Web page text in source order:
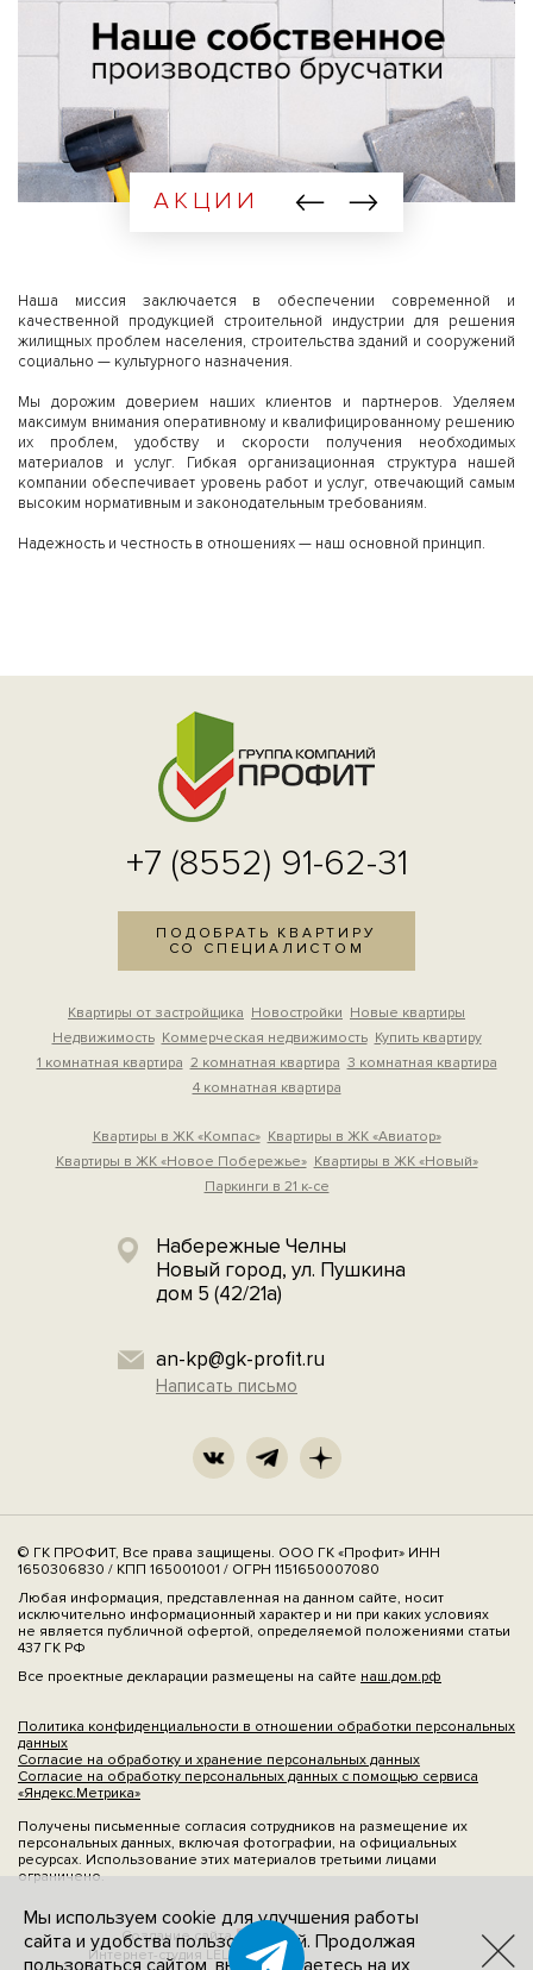
АКЦИИ
Наша миссия заключается в обеспечении современной и
качественной продукцией строительной индустрии для решения
жилищных проблем населения, строительства зданий и сооружений
социально — культурного назначения.
Мы дорожим доверием наших клиентов и партнеров. Уделяем
максимум внимания оперативному и квалифицированному решению
их проблем, удобству и скорости получения необходимых
материалов и услуг. Гибкая организационная структура нашей
компании обеспечивает уровень работ и услуг, отвечающий самым
высоким нормативным и законодательным требованиям.
Надежность и честность в отношениях — наш основной принцип.
+7 (8552) 91-62-31
ПОДОБРАТЬ КВАРТИРУ
СО СПЕЦИАЛИСТОМ
Квартиры от застройщика Новостройки Новые квартиры
Недвижимость Коммерческая недвижимость Купить квартиру
1 комнатная квартира 2 комнатная квартира 3 комнатная квартира
4 комнатная квартира
Квартиры в ЖК «Компас» Квартиры в ЖК «Авиатор»
Квартиры в ЖК «Новое Побережье» Квартиры в ЖК «Новый»
Паркинги в 21 к-се
Набережные Челны
Новый город, ул. Пушкина
дом 5 (42/21а)
an-kp@gk-profit.ru
Написать письмо
© ГК ПРОФИТ, Все права защищены. ООО ГК «Профит» ИНН
1650306830 / КПП 165001001 / ОГРН 1151650007080
Любая информация, представленная на данном сайте, носит
исключительно информационный характер и ни при каких условиях
не является публичной офертой, определяемой положениями статьи
437 ГК РФ
Все проектные декларации размещены на сайте наш.дом.рф
Политика конфиденциальности в отношении обработки персональных
данных
Согласие на обработку и хранение персональных данных
Согласие на обработку персональных данных с помощью сервиса
«Яндекс.Метрика»
Получены письменные согласия сотрудников на размещение их
персональных данных, включая фотографии, на официальных
ресурсах. Использование этих материалов третьими лицами
ограничено.
Создание сайта
Интернет-студия LELI
Мы используем cookie для улучшения работы
сайта и удобства пользователей. Продолжая
пользоваться сайтом, вы соглашаетесь на их